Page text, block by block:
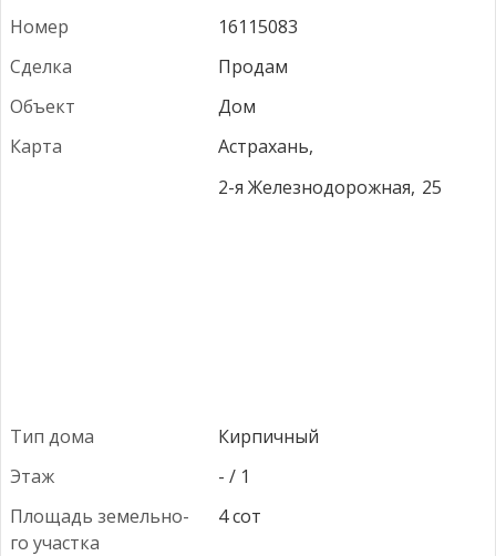
Но­мер
16115083
Сдел­ка
Продам
Объ­ект
Дом
Кар­та
Астрахань,
2-я Железнодорожная, 25
Тип до­ма
Кирпичный
Этаж
- / 1
Пло­щадь зе­мель­но­
го учас­тка
4 сот